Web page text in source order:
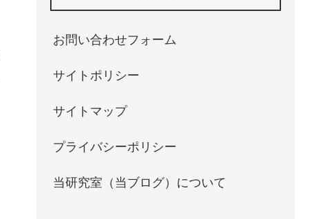
お問い合わせフォーム
サイトポリシー
サイトマップ
プライバシーポリシー
当研究室（当ブログ）について